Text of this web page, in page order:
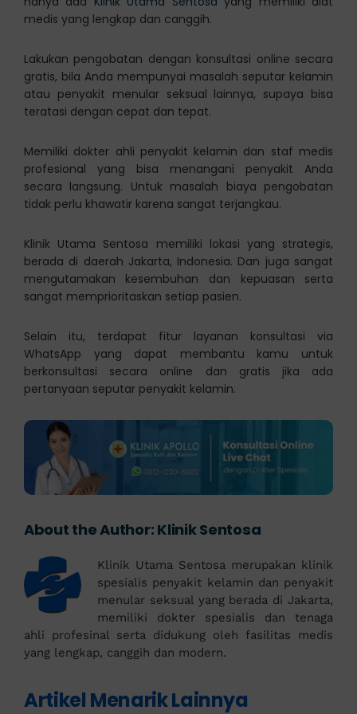
medis yang lengkap dan canggih.
Lakukan pengobatan dengan konsultasi online secara
gratis, bila Anda mempunyai masalah seputar kelamin
atau penyakit menular seksual lainnya, supaya bisa
teratasi dengan cepat dan tepat.
Memiliki dokter ahli penyakit kelamin dan staf medis
profesional yang bisa menangani penyakit Anda
secara langsung. Untuk masalah biaya pengobatan
tidak perlu khawatir karena sangat terjangkau.
Klinik Utama Sentosa memiliki lokasi yang strategis,
berada di daerah Jakarta, Indonesia. Dan juga sangat
mengutamakan kesembuhan dan kepuasan serta
sangat memprioritaskan setiap pasien.
Selain itu, terdapat fitur layanan konsultasi via
WhatsApp yang dapat membantu kamu untuk
berkonsultasi secara online dan gratis jika ada
pertanyaan seputar penyakit kelamin.
About the Author: Klinik Sentosa
Klinik Utama Sentosa merupakan klinik
spesialis penyakit kelamin dan penyakit
menular seksual yang berada di Jakarta,
memiliki dokter spesialis dan tenaga
ahli profesinal serta didukung oleh fasilitas medis
yang lengkap, canggih dan modern.
Artikel Menarik Lainnya